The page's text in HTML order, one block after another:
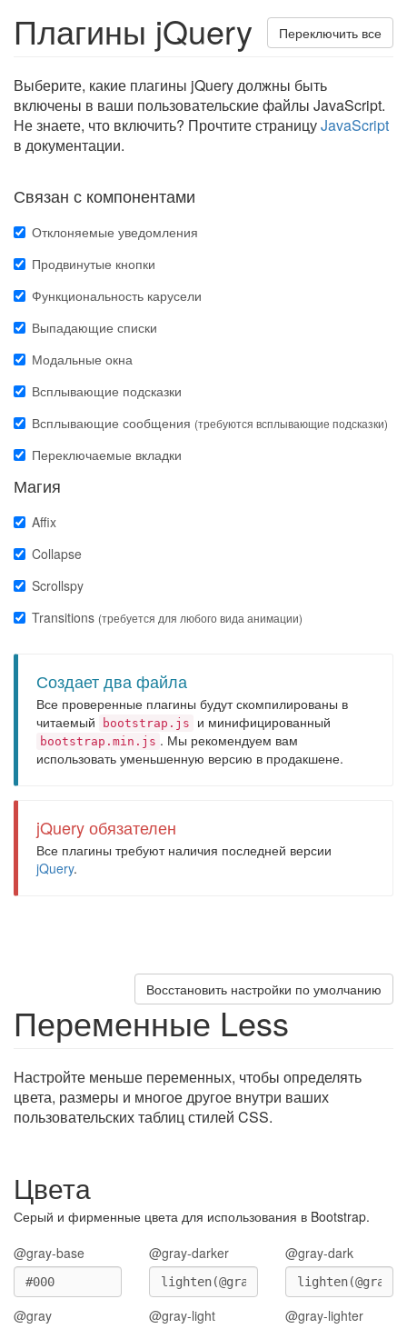
Переключить все
Плагины jQuery
Выберите, какие плагины jQuery должны быть
включены в ваши пользовательские файлы JavaScript.
Не знаете, что включить? Прочтите страницуJavaScript
в документации.
Связан с компонентами
Отклоняемые уведомления
Продвинутые кнопки
Функциональность карусели
Выпадающие списки
Модальные окна
Всплывающие подсказки
Всплывающие сообщения (требуются всплывающие подсказки)
Переключаемые вкладки
Магия
Affix
Collapse
Scrollspy
Transitions (требуется для любого вида анимации)
Создает два файла
Все проверенные плагины будут скомпилированы в
читаемый
bootstrap.js и минифицированный
bootstrap.min.js . Мы рекомендуем вам
использовать уменьшенную версию в продакшене.
jQuery обязателен
Все плагины требуют наличия последней версии
jQuery.
Восстановить настройки по умолчанию
Переменные Less
Настройте меньше переменных, чтобы определять
цвета, размеры и многое другое внутри ваших
пользовательских таблиц стилей CSS.
Цвета
Серый и фирменные цвета для использования в Bootstrap.
@gray-base
@gray-darker @gray-dark
@gray @gray-light @gray-lighter